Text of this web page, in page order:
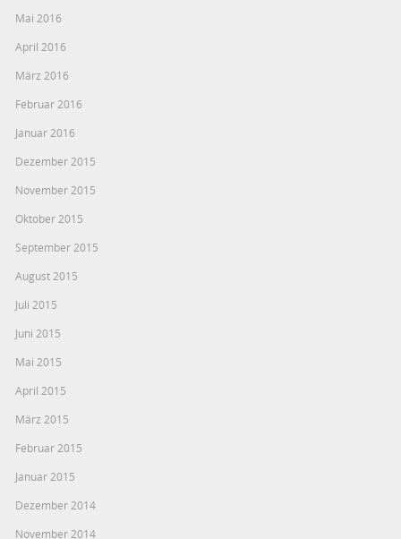
Mai 2016
April 2016
März 2016
Februar 2016
Januar 2016
Dezember 2015
November 2015
Oktober 2015
September 2015
August 2015
Juli 2015
Juni 2015
Mai 2015
April 2015
März 2015
Februar 2015
Januar 2015
Dezember 2014
November 2014